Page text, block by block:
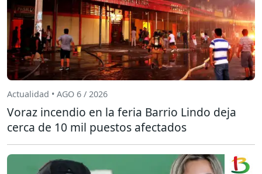
Actualidad • AGO 6 / 2026
Voraz incendio en la feria Barrio Lindo deja
cerca de 10 mil puestos afectados